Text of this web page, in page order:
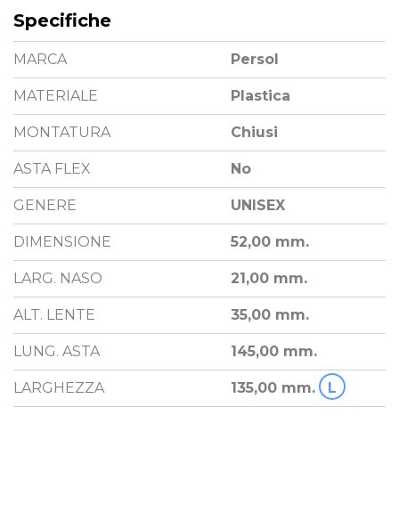
Specifiche
MARCA Persol
MATERIALE Plastica
MONTATURA Chiusi
ASTA FLEX No
GENERE UNISEX
DIMENSIONE 52,00 mm.
LARG. NASO 21,00 mm.
ALT. LENTE 35,00 mm.
LUNG. ASTA 145,00 mm.
LARGHEZZA 135,00 mm. L